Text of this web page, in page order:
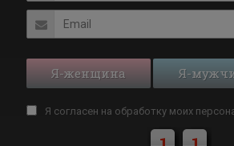
Я-женщина Я-
Я согласен на обработку моих